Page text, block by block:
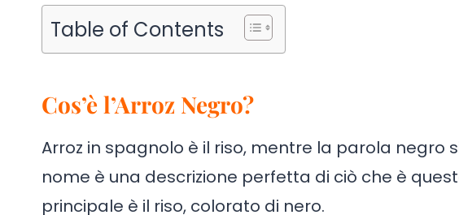
Table of Contents
Cos’è l’Arroz Negro?
Arroz in spagnolo è il riso, mentre la parola negro
nome è una descrizione perfetta di ciò che è
principale è il riso, colorato di nero.